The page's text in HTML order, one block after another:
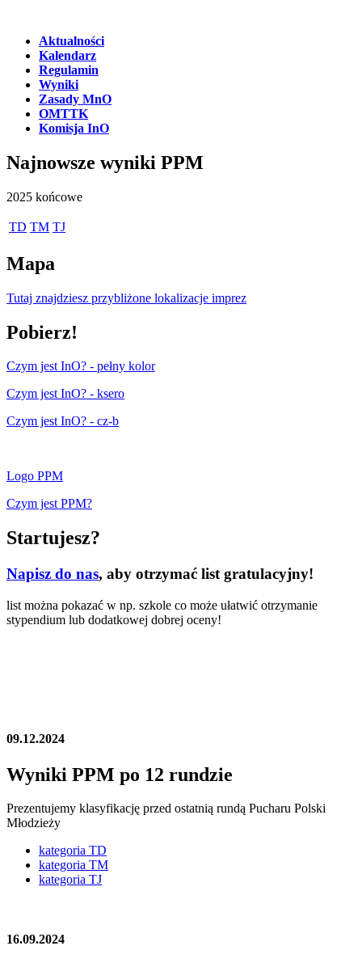
Aktualności
Kalendarz
Regulamin
Wyniki
Zasady MnO
OMTTK
Komisja InO
Najnowsze wyniki PPM
2025 końcowe
TD TM TJ
Mapa
Tutaj znajdziesz przybliżone lokalizacje imprez
Pobierz!
Czym jest InO? - pełny kolor
Czym jest InO? - ksero
Czym jest InO? - cz-b
Logo PPM
Czym jest PPM?
Startujesz?
Napisz do nas, aby otrzymać list gratulacyjny!
list można pokazać w np. szkole co może ułatwić otrzymanie
stypendium lub dodatkowej dobrej oceny!
09.12.2024
Wyniki PPM po 12 rundzie
Prezentujemy klasyfikację przed ostatnią rundą Pucharu Polski
Młodzieży
kategoria TD
kategoria TM
kategoria TJ
16.09.2024